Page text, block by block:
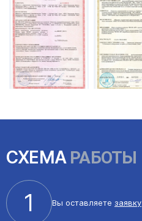
СХЕМА РАБОТЫ
1 Вы оставляете заявку